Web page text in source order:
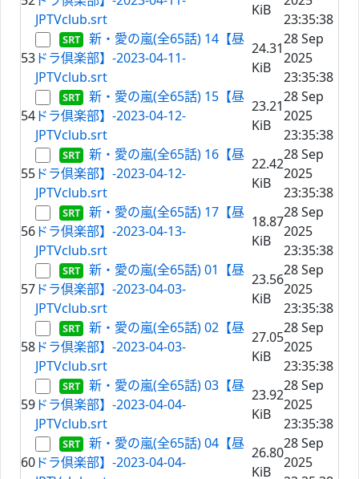
JPTVclub.srt
KiB
23:35:38
53
新・愛の嵐(全65話) 14【昼
ドラ倶楽部】-2023-04-11-
JPTVclub.srt
24.31
KiB
28 Sep
2025
23:35:38
54
新・愛の嵐(全65話) 15【昼
ドラ倶楽部】-2023-04-12-
JPTVclub.srt
23.21
KiB
28 Sep
2025
23:35:38
55
新・愛の嵐(全65話) 16【昼
ドラ倶楽部】-2023-04-12-
JPTVclub.srt
22.42
KiB
28 Sep
2025
23:35:38
56
新・愛の嵐(全65話) 17【昼
ドラ倶楽部】-2023-04-13-
JPTVclub.srt
18.87
KiB
28 Sep
2025
23:35:38
57
新・愛の嵐(全65話) 01【昼
ドラ倶楽部】-2023-04-03-
JPTVclub.srt
23.56
KiB
28 Sep
2025
23:35:38
58
新・愛の嵐(全65話) 02【昼
ドラ倶楽部】-2023-04-03-
JPTVclub.srt
27.05
KiB
28 Sep
2025
23:35:38
59
新・愛の嵐(全65話) 03【昼
ドラ倶楽部】-2023-04-04-
JPTVclub.srt
23.92
KiB
28 Sep
2025
23:35:38
60
新・愛の嵐(全65話) 04【昼
ドラ倶楽部】-2023-04-04-
26.80
KiB
28 Sep
2025